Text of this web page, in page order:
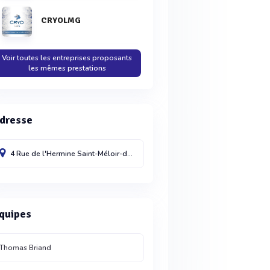
CRYOLMG
Voir toutes les entreprises proposants
les mêmes prestations
4 Rue de l'HermineSaint-Méloir-des-Ondes
Thomas Briand